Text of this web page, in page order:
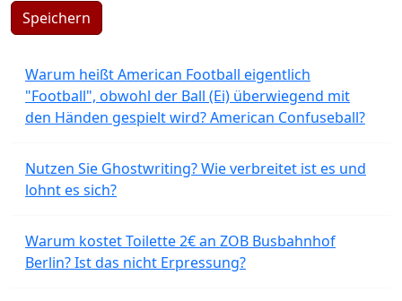
Speichern
Warum heißt American Football eigentlich
"Football", obwohl der Ball (Ei) überwiegend mit
den Händen gespielt wird? American Confuseball?
Nutzen Sie Ghostwriting? Wie verbreitet ist es und
lohnt es sich?
Warum kostet Toilette 2€ an ZOB Busbahnhof
Berlin? Ist das nicht Erpressung?